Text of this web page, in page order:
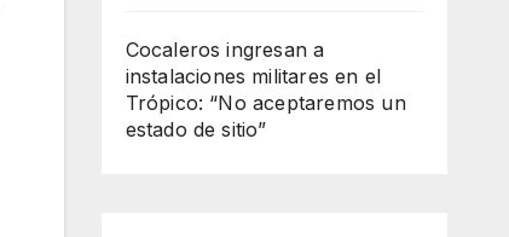
Cocaleros ingresan a
instalaciones militares en el
Trópico: “No aceptaremos un
estado de sitio”